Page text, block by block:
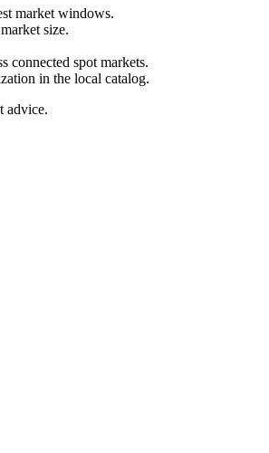
market windows.
size.
connected spot markets.
in the local catalog.
advice.